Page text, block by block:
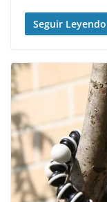
Seguir Leyendo